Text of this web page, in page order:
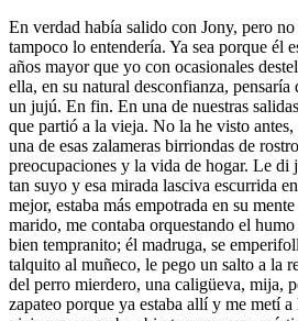
En verdad había salido con Jony, pero
tampoco lo entendería. Ya sea porque él
años mayor que yo con ocasionales
ella, en su natural desconfianza, pensaría
un jujú. En fin. En una de nuestras
que partió a la vieja. No la he visto antes,
una de esas zalameras birriondas de
preocupaciones y la vida de hogar. Le di
tan suyo y esa mirada lasciva escurrida
mejor, estaba más empotrada en su
marido, me contaba orquestando el
bien tempranito; él madruga, se
talquito al muñeco, le pego un salto a la
del perro mierdero, una caligüeva, mija,
zapateo porque ya estaba allí y me metí